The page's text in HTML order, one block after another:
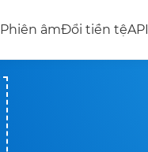
Phiên âmĐổi tiền tệAPI